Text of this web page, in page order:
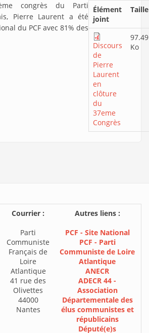
congrès du Parti
Pierre Laurent a été
du PCF avec 81% des
Élément
joint
Taille
Discours
de
Pierre
Laurent
en
clôture
du
37eme
Congrès
97.49
Ko
Courrier :
Parti
Communiste
Français de
Loire
Atlantique
41 rue des
Olivettes
44000
Nantes
Autres liens :
PCF - Site National
PCF - Parti
Communiste de Loire
Atlantique
ANECR
ADECR 44 -
Association
Départementale des
élus communistes et
républicains
Député(e)s